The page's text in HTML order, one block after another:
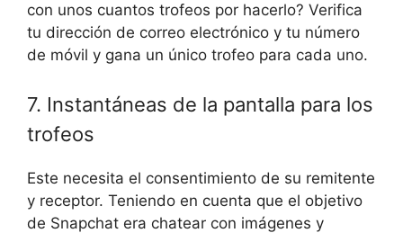
con unos cuantos trofeos por hacerlo? Verifica
tu dirección de correo electrónico y tu número
de móvil y gana un único trofeo para cada uno.
7. Instantáneas de la pantalla para los
trofeos
Este necesita el consentimiento de su remitente
y receptor. Teniendo en cuenta que el objetivo
de Snapchat era chatear con imágenes y